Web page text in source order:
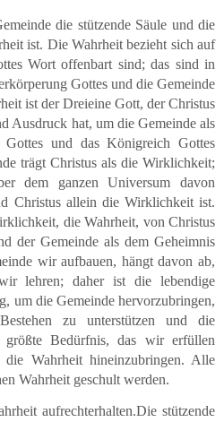
die stützende Säule und die
ist. Die Wahrheit bezieht sich auf
Wort offenbart sind; das sind in
Gottes und die Gemeinde
ist der Dreieine Gott, der Christus
Ausdruck hat, um die Gemeinde als
und das Königreich Gottes
trägt Christus als die Wirklichkeit;
dem ganzen Universum davon
Christus allein die Wirklichkeit ist.
die Wahrheit, von Christus
der Gemeinde als dem Geheimnis
wir aufbauen, hängt davon ab,
lehren; daher ist die lebendige
um die Gemeinde hervorzubringen,
zu unterstützen und die
größte Bedürfnis, das wir erfüllen
Wahrheit hineinzubringen. Alle
Wahrheit geschult werden.
aufrechterhalten.Die stützende